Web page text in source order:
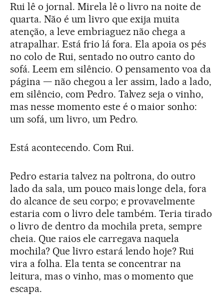
Rui lê o jornal. Mirela lê o livro na noite de
quarta. Não é um livro que exija muita
atenção, a leve embriaguez não chega a
atrapalhar. Está frio lá fora. Ela apoia os pés
no colo de Rui, sentado no outro canto do
sofá. Leem em silêncio. O pensamento voa da
página — não chegou a ler assim, lado a lado,
em silêncio, com Pedro. Talvez seja o vinho,
mas nesse momento este é o maior sonho:
um sofá, um livro, um Pedro.
Está acontecendo. Com Rui.
Pedro estaria talvez na poltrona, do outro
lado da sala, um pouco mais longe dela, fora
do alcance de seu corpo; e provavelmente
estaria com o livro dele também. Teria tirado
o livro de dentro da mochila preta, sempre
cheia. Que raios ele carregava naquela
mochila? Que livro estará lendo hoje? Rui
vira a folha. Ela tenta se concentrar na
leitura, mas o vinho, mas o momento que
escapa.